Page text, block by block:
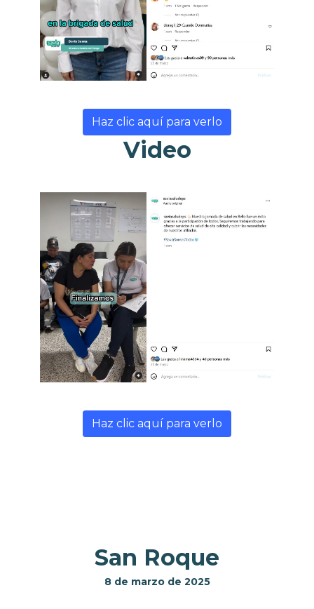
Haz clic aquí para verlo
Video
Haz clic aquí para verlo
San Roque
8 de marzo de 2025